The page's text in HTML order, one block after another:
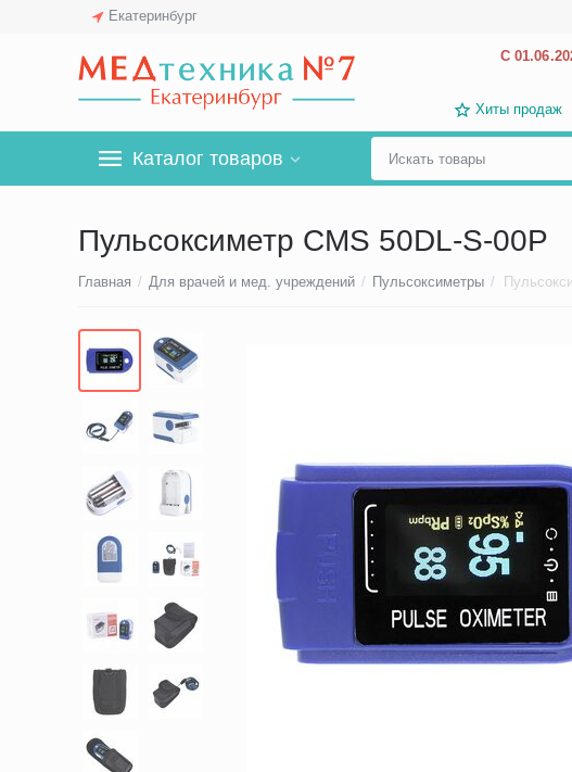
Екатеринбург
С
Хиты продаж
Каталог товаров
Пульсоксиметр CMS 50DL-S-00P
Главная / Для врачей и мед. учреждений / Пульсоксиметры /